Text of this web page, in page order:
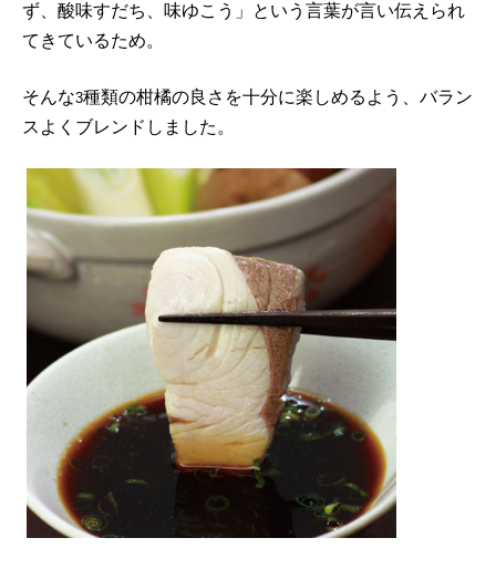
ず、酸味すだち、味ゆこう」という言葉が言い伝えられ
てきているため。
そんな3種類の柑橘の良さを十分に楽しめるよう、バラン
スよくブレンドしました。